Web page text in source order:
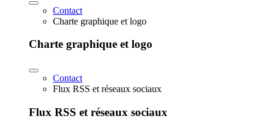
Contact
Charte graphique et logo
Charte graphique et logo
Contact
Flux RSS et réseaux sociaux
Flux RSS et réseaux sociaux